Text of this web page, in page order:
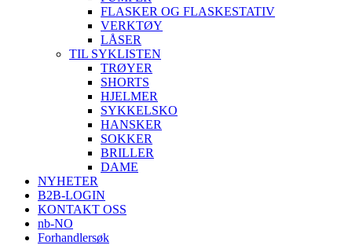
FLASKER OG FLASKESTATIV
VERKTØY
LÅSER
TIL SYKLISTEN
TRØYER
SHORTS
HJELMER
SYKKELSKO
HANSKER
SOKKER
BRILLER
DAME
NYHETER
B2B-LOGIN
KONTAKT OSS
nb-NO
Forhandlersøk